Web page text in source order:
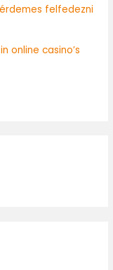
felfedezni
online casino’s